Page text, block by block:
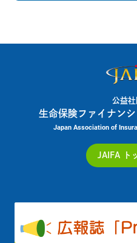
公益社
生命保険ファイナン
Japan Association of
JAIFA ト